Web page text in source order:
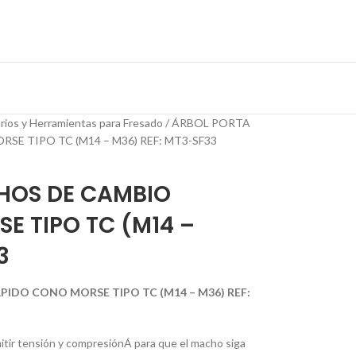
y Herramientas para Fresado
ÁRBOL PORTA
TIPO TC (M14 – M36) REF: MT3-SF33
DE CAMBIO
TIPO TC (M14 –
CONO MORSE TIPO TC (M14 – M36) REF:
tensión y compresiónÁ para que el macho siga